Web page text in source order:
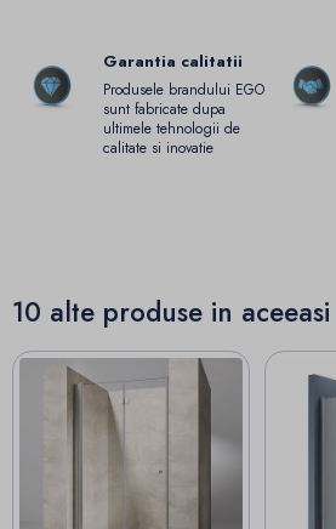
Garantia calitatii
Produsele brandului EGO
sunt fabricate dupa
ultimele tehnologii de
calitate si inovatie
10 alte produse in